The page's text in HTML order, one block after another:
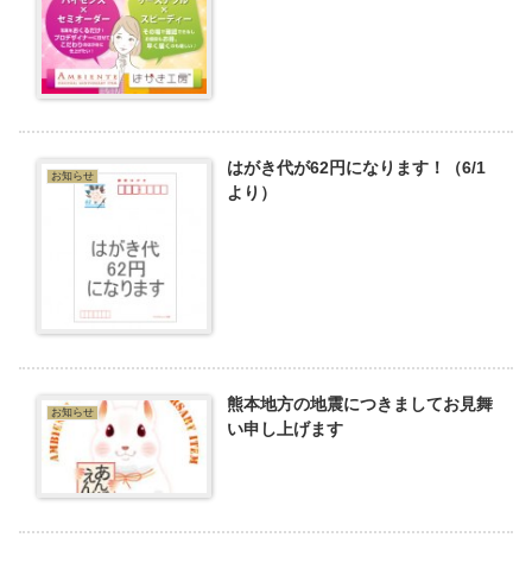
お知らせ
はがき代が62円になります！（6/1
より）
お知らせ
熊本地方の地震につきましてお見舞
い申し上げます